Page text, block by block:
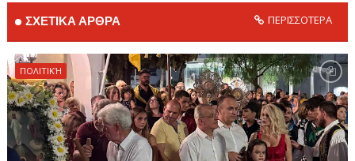
ΣΧΕΤΙΚΑ ΑΡΘΡΑ ΠΕΡΙΣΣΟΤΕΡΑ
ΠΟΛΙΤΙΚΉ